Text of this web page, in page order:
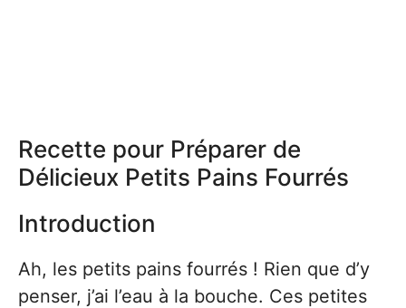
Recette pour Préparer de
Délicieux Petits Pains Fourrés
Introduction
Ah, les petits pains fourrés ! Rien que d’y
penser, j’ai l’eau à la bouche. Ces petites